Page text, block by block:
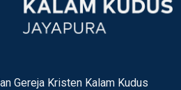
Gereja Kristen Kalam Kudus